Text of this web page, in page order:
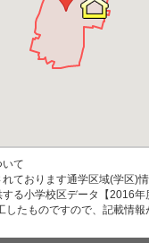
て
ております通学区域(学区)
る小学校区データ【2016年
したものですので、記載情報